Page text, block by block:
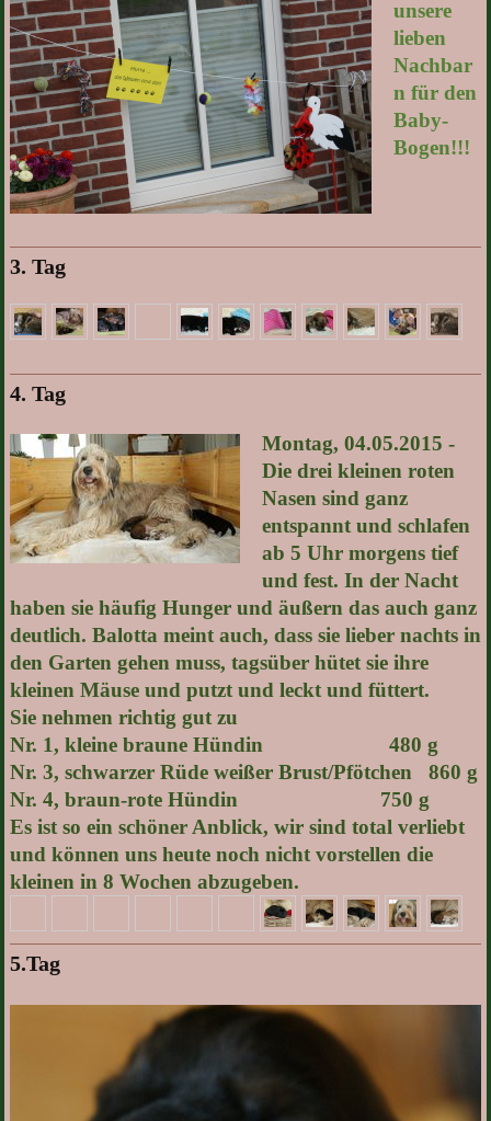
unsere
lieben
Nachbar
n für den
Baby-
Bogen!!!
3. Tag
4. Tag
Montag, 04.05.2015 -
Die drei kleinen roten
Nasen sind ganz
entspannt und schlafen
ab 5 Uhr morgens tief
und fest. In der Nacht
haben sie häufig Hunger und äußern das auch ganz
deutlich. Balotta meint auch, dass sie lieber nachts in
den Garten gehen muss, tagsüber hütet sie ihre
kleinen Mäuse und putzt und leckt und füttert.
Sie nehmen richtig gut zu
Nr. 1, kleine braune Hündin 480 g
Nr. 3, schwarzer Rüde weißer Brust/Pfötchen 860 g
Nr. 4, braun-rote Hündin 750 g
Es ist so ein schöner Anblick, wir sind total verliebt
und können uns heute noch nicht vorstellen die
kleinen in 8 Wochen abzugeben.
5.Tag